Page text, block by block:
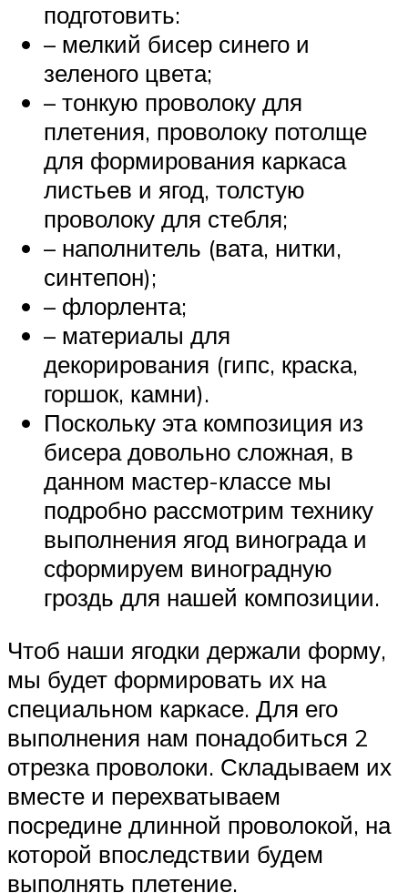
подготовить:
– мелкий бисер синего и
зеленого цвета;
– тонкую проволоку для
плетения, проволоку потолще
для формирования каркаса
листьев и ягод, толстую
проволоку для стебля;
– наполнитель (вата, нитки,
синтепон);
– флорлента;
– материалы для
декорирования (гипс, краска,
горшок, камни).
Поскольку эта композиция из
бисера довольно сложная, в
данном мастер-классе мы
подробно рассмотрим технику
выполнения ягод винограда и
сформируем виноградную
гроздь для нашей композиции.
Чтоб наши ягодки держали форму,
мы будет формировать их на
специальном каркасе. Для его
выполнения нам понадобиться 2
отрезка проволоки. Складываем их
вместе и перехватываем
посредине длинной проволокой, на
которой впоследствии будем
выполнять плетение.